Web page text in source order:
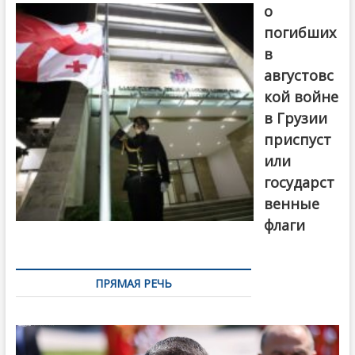
о
погибших
в
августовс
кой войне
в Грузии
приспуст
или
государст
венные
флаги
ПРЯМАЯ РЕЧЬ